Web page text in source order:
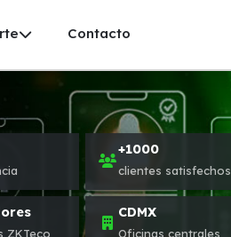
Contacto
+1000
clientes satisfechos
ZKTeco
CDMX
Oficinas centrales